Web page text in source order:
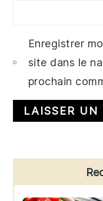
Enregistrer
site dans le
prochain
Sidebar